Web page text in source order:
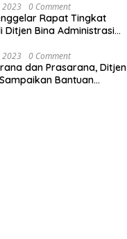
2023 0 Comment
Rapat Tingkat
Ditjen Bina Administrasi
2023 0 Comment
dan Prasarana, Ditjen
Bantuan